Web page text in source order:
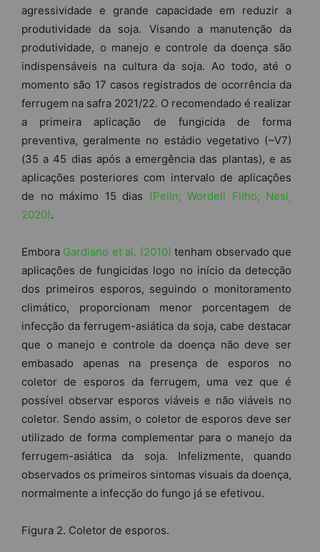
agressividade e grande capacidade em reduzir a
produtividade da soja. Visando a manutenção da
produtividade, o manejo e controle da doença são
indispensáveis na cultura da soja. Ao todo, até o
momento são 17 casos registrados de ocorrência da
ferrugem na safra 2021/22. O recomendado é realizar
a primeira aplicação de fungicida de forma
preventiva, geralmente no estádio vegetativo (~V7)
(35 a 45 dias após a emergência das plantas), e as
aplicações posteriores com intervalo de aplicações
de no máximo 15 dias (Pelin; Wordell Filho; Nesi,
2020).
Embora Gardiano et al. (2010) tenham observado que
aplicações de fungicidas logo no início da detecção
dos primeiros esporos, seguindo o monitoramento
climático, proporcionam menor porcentagem de
infecção da ferrugem-asiática da soja, cabe destacar
que o manejo e controle da doença não deve ser
embasado apenas na presença de esporos no
coletor de esporos da ferrugem, uma vez que é
possível observar esporos viáveis e não viáveis no
coletor. Sendo assim, o coletor de esporos deve ser
utilizado de forma complementar para o manejo da
ferrugem-asiática da soja. Infelizmente, quando
observados os primeiros sintomas visuais da doença,
normalmente a infecção do fungo já se efetivou.
Figura 2. Coletor de esporos.